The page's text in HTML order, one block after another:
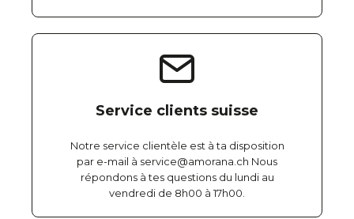
Service clients suisse
Notre service clientèle est à ta disposition
par e-mail à service@amorana.ch Nous
répondons à tes questions du lundi au
vendredi de 8h00 à 17h00.